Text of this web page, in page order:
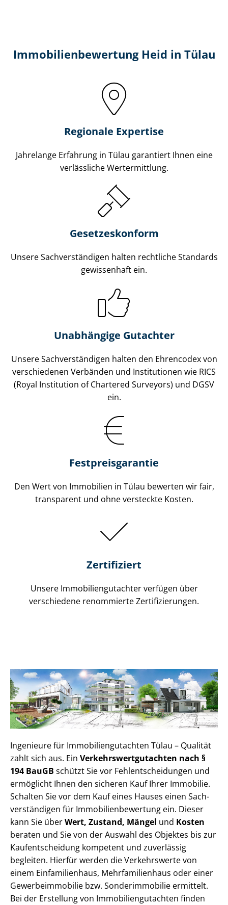
Immobilien­bewertung Heid in Tülau
Regionale Expertise
Jahrelange Erfahrung in Tülau garantiert Ihnen eine
verlässliche Wertermittlung.
Gesetzes­konform
Unsere Sach­ver­stän­di­gen halten rechtliche Standards
gewissenhaft ein.
Unabhängige Gutachter
Unsere Sach­ver­stän­di­gen halten den Ehrencodex von
verschiedenen Verbänden und Institutionen wie RICS
(Royal Institution of Chartered Surveyors) und DGSV
ein.
Festpreis​garantie
Den Wert von Immobilien in Tülau bewerten wir fair,
transparent und ohne versteckte Kosten.
Zertifiziert
Unsere Immobilien­gutachter verfügen über
verschiedene renommierte Zer­ti­fi­zie­run­gen.
Ingenieure für Im­mo­bi­li­en­gut­ach­ten Tülau – Qualität
zahlt sich aus. Ein Ver­kehrs­wert­gut­ach­ten nach §
194 BauGB schützt Sie vor Fehl­ent­schei­dun­gen und
ermöglicht Ihnen den sicheren Kauf Ihrer Immobilie.
Schalten Sie vor dem Kauf eines Hauses einen Sach­
ver­stän­di­gen für Im­mo­bi­li­en­be­wer­tung ein. Dieser
kann Sie überWert, Zustand, Mängel und Kosten
beraten und Sie von der Auswahl des Objektes bis zur
Kauf­ent­schei­dung kompetent und zuverlässig
begleiten. Hierfür werden die Verkehrswerte von
einem Einfamilienhaus, Mehr­fa­mi­li­en­haus oder einer
Ge­wer­be­im­mo­bi­lie bzw. Sonderimmobilie ermittelt.
Bei der Erstellung von Im­mo­bi­li­en­gut­ach­ten finden